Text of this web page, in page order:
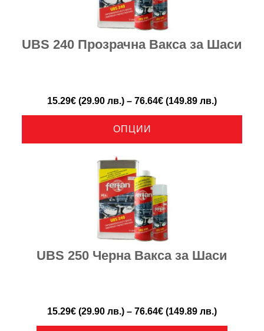
UBS 240 Прозрачна Вакса за Шаси
15.29€ (29.90 лв.) – 76.64€ (149.89 лв.)
ОПЦИИ
UBS 250 Черна Вакса за Шаси
15.29€ (29.90 лв.) – 76.64€ (149.89 лв.)